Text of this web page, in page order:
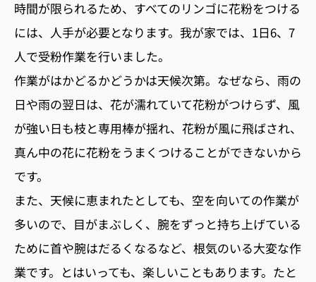
時間が限られるため、すべてのリンゴに花粉をつける
には、人手が必要となります。我が家では、1日6、7
人で受粉作業を行いました。
作業がはかどるかどうかは天候次第。なぜなら、雨の
日や雨の翌日は、花が濡れていて花粉がつけらず、風
が強い日も枝と専用棒が揺れ、花粉が風に飛ばされ、
真ん中の花に花粉をうまくつけることができないから
です。
また、天候に恵まれたとしても、空を向いての作業が
多いので、目がまぶしく、腕をずっと持ち上げている
ために首や腕はだるくなるなど、根気のいる大変な作
業です。とはいっても、楽しいこともあります。たと